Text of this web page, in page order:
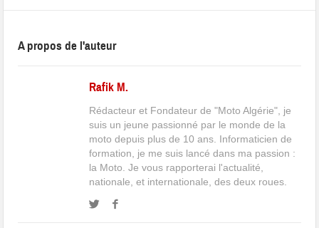
A propos de l'auteur
Rafik M.
Rédacteur et Fondateur de "Moto Algérie", je
suis un jeune passionné par le monde de la
moto depuis plus de 10 ans. Informaticien de
formation, je me suis lancé dans ma passion :
la Moto. Je vous rapporterai l'actualité,
nationale, et internationale, des deux roues.